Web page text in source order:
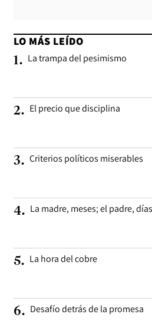
LO MÁS LEÍDO
1. La trampa del pesimismo
2. El precio que disciplina
3. Criterios políticos miserables
4. La madre, meses; el padre, días
5. La hora del cobre
6. Desafío detrás de la promesa